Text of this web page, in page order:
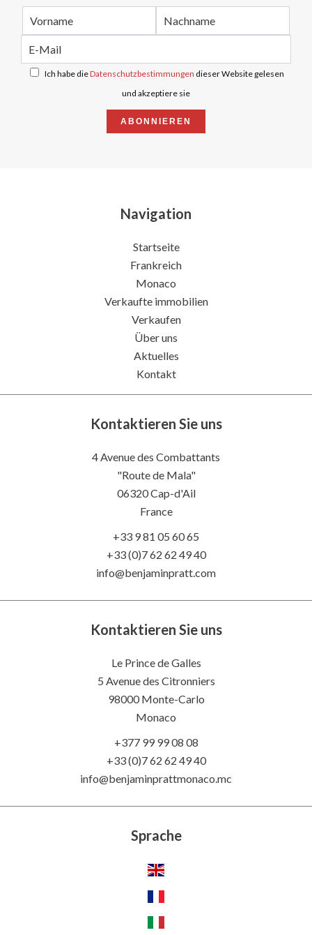
Ich habe dieDatenschutzbestimmungen dieser Website gelesen
und akzeptiere sie
ABONNIEREN
Navigation
Startseite
Frankreich
Monaco
Verkaufte immobilien
Verkaufen
Über uns
Aktuelles
Kontakt
Kontaktieren Sie uns
4 Avenue des Combattants
"Route de Mala"
06320Cap-d'Ail
France
+33 9 81 05 60 65
+33 (0)7 62 62 49 40
info@benjaminpratt.com
Kontaktieren Sie uns
Le Prince de Galles
5 Avenue des Citronniers
98000 Monte-Carlo
Monaco
+377 99 99 08 08
+33 (0)7 62 62 49 40
info@benjaminprattmonaco.mc
Sprache